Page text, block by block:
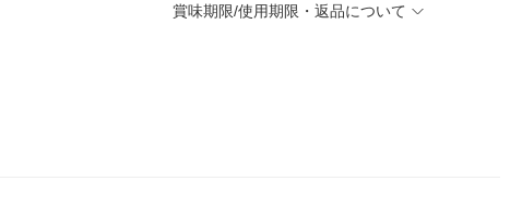
賞味期限/使用期限・返品について